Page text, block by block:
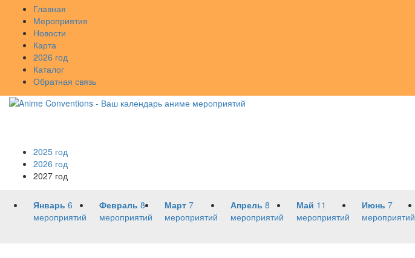
Главная
Мероприятия
Новости
Карта
2026 год
Каталог
Обратная связь
2025 год
2026 год
2027 год
Январь 6
мероприятий
Февраль 8
мероприятий
Март 7
мероприятий
Апрель 8
мероприятий
Май 11
мероприятий
Июнь 7
мероприятий